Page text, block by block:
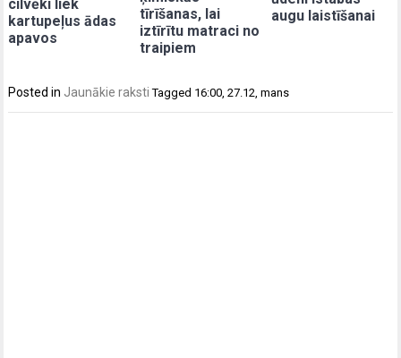
cilvēki liek
kartupeļus ādas
apavos
tīrīšanas, lai
iztīrītu matraci no
traipiem
augu laistīšanai
Posted in Jaunākie raksti Tagged 16:00,27.12,mans